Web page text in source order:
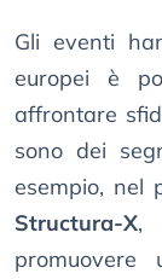
Gli eventi
europei è
affrontare
sono dei
esempio, nel
Structura-X,
promuovere